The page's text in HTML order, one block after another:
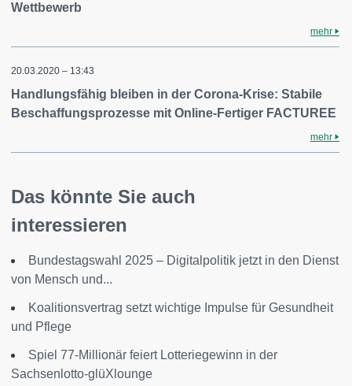
Wettbewerb
mehr
20.03.2020 – 13:43
Handlungsfähig bleiben in der Corona-Krise: Stabile
Beschaffungsprozesse mit Online-Fertiger FACTUREE
mehr
Das könnte Sie auch
interessieren
Bundestagswahl 2025 – Digitalpolitik jetzt in den Dienst
von Mensch und...
Koalitionsvertrag setzt wichtige Impulse für Gesundheit
und Pflege
Spiel 77-Millionär feiert Lotteriegewinn in der
Sachsenlotto-glüXlounge